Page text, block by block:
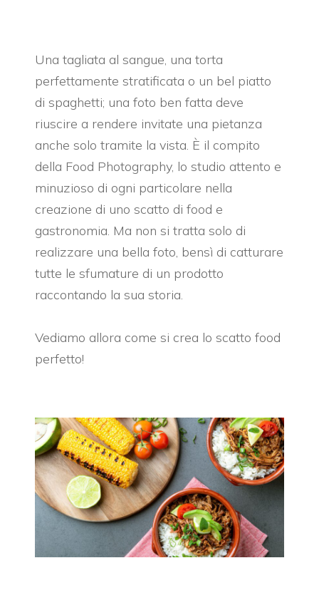
Una tagliata al sangue, una torta
perfettamente stratificata o un bel piatto
di spaghetti; una foto ben fatta deve
riuscire a rendere invitate una pietanza
anche solo tramite la vista. È il compito
della Food Photography, lo studio attento e
minuzioso di ogni particolare nella
creazione di uno scatto di food e
gastronomia. Ma non si tratta solo di
realizzare una bella foto, bensì di catturare
tutte le sfumature di un prodotto
raccontando la sua storia.
Vediamo allora come si crea lo scatto food
perfetto!